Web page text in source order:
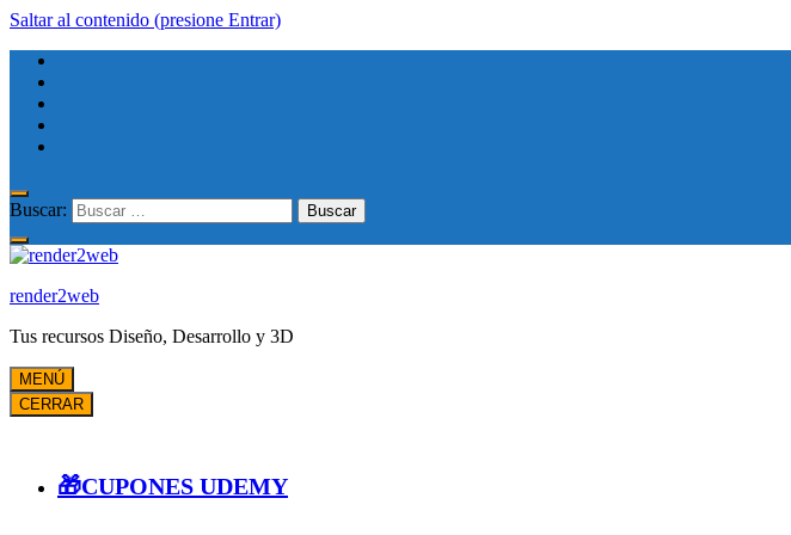
Saltar al contenido (presione Entrar)
Buscar:
render2web
Tus recursos Diseño, Desarrollo y 3D
MENÚ
CERRAR
🎁CUPONES UDEMY